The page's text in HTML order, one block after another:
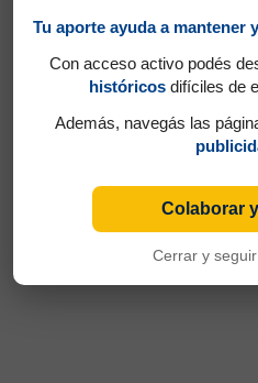
Tu aporte ayuda a mantener
Con acceso activo podés
históricos difíciles de
Además, navegás las
Colaborar
Cerrar y